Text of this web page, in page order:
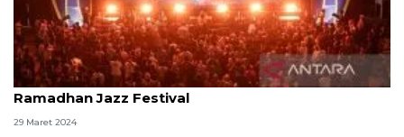
Kemarin ada warta soal Galaxy AI hingga
Ramadhan Jazz Festival
29 Maret 2024